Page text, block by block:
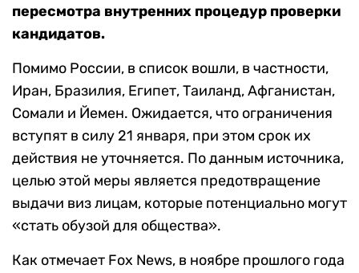
пересмотра внутренних процедур проверки
кандидатов.
Помимо России, в список вошли, в частности,
Иран, Бразилия, Египет, Таиланд, Афганистан,
Сомали и Йемен. Ожидается, что ограничения
вступят в силу 21 января, при этом срок их
действия не уточняется. По данным источника,
целью этой меры является предотвращение
выдачи виз лицам, которые потенциально могут
«стать обузой для общества».
Как отмечает Fox News, в ноябре прошлого года